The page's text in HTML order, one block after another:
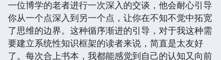
一位博学的老者进行一次深入的交谈，他会耐心引导
你从一个点深入到另一个点，让你在不知不觉中拓宽
了思维的边界。这种循序渐进的引导，对于我这种需
要建立系统性知识框架的读者来说，简直是太友好
了。每次合上书本，我都能感觉到自己的认知又向前